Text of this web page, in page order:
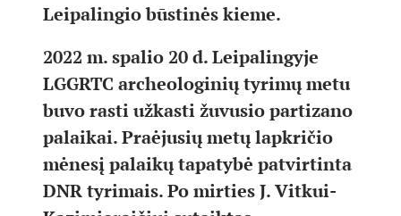
Leipalingio būstinės kieme.
2022 m. spalio 20 d. Leipalingyje
LGGRTC archeologinių tyrimų metu
buvo rasti užkasti žuvusio partizano
palaikai. Praėjusių metų lapkričio
mėnesį palaikų tapatybė patvirtinta
DNR tyrimais. Po mirties J. Vitkui-